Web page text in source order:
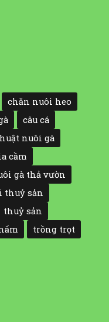
chăn nuôi heo
câu cá
nuôi gà
cầm
gà thả vườn
thuỷ sản
thuỷ sản
trồng trọt